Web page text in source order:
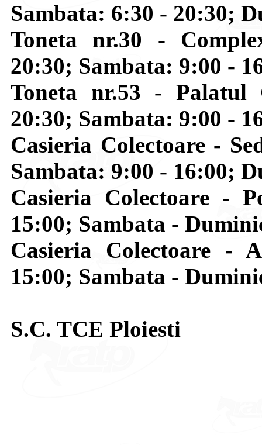
Sambata: 6:30 - 20:30;
Toneta nr.30 -
20:30; Sambata: 9:00 -
Toneta nr.53 -
20:30; Sambata: 9:00 -
Casieria Colectoare -
Sambata: 9:00 - 16:00;
Casieria Colectoare -
15:00; Sambata -
Casieria Colectoare -
15:00; Sambata -
S.C. TCE Ploiesti